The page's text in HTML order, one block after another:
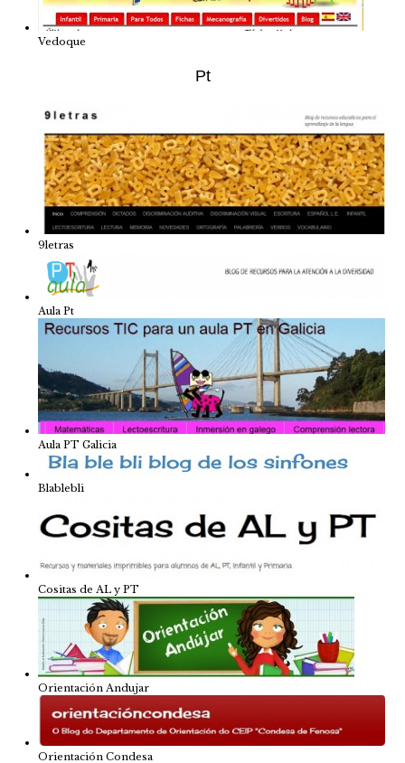
Vedoque
Pt
9letras
Aula Pt
Aula PT Galicia
Blablebli
Cositas de AL y PT
Orientación Andujar
Orientación Condesa